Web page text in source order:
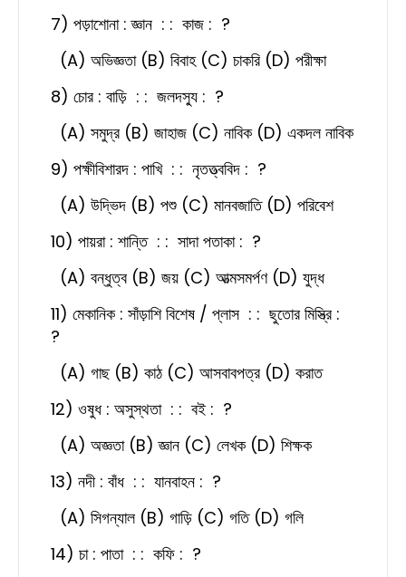
7) পড়াশোনা : জ্ঞান : : কাজ : ?
(A) অভিজ্ঞতা (B) বিবাহ (C) চাকরি (D) পরীক্ষা
8) চোর : বাড়ি : : জলদস্যু : ?
(A) সমুদ্র (B) জাহাজ (C) নাবিক (D) একদল নাবিক
9) পক্ষীবিশারদ : পাখি : : নৃতত্ত্ববিদ : ?
(A) উদ্ভিদ (B) পশু (C) মানবজাতি (D) পরিবেশ
10) পায়রা : শান্তি : : সাদা পতাকা : ?
(A) বন্ধুত্ব (B) জয় (C) আত্মসমর্পণ (D) যুদ্ধ
11) মেকানিক : সাঁড়াশি বিশেষ / প্লাস : : ছুতোর মিস্ত্রি :
?
(A) গাছ (B) কাঠ (C) আসবাবপত্র (D) করাত
12) ওষুধ : অসুস্থতা : : বই : ?
(A) অজ্ঞতা (B) জ্ঞান (C) লেখক (D) শিক্ষক
13) নদী : বাঁধ : : যানবাহন : ?
(A) সিগন্যাল (B) গাড়ি (C) গতি (D) গলি
14) চা : পাতা : : কফি : ?